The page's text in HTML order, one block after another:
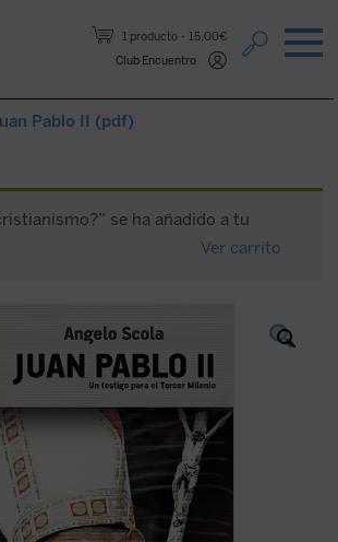
1 producto
15,00€
Club Encuentro
Pablo II (pdf)
se ha añadido a tu
Ver carrito